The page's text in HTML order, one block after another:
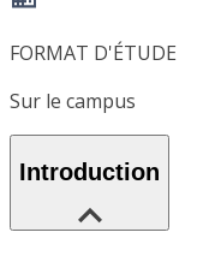
FORMAT D'ÉTUDE
Sur le campus
Introduction